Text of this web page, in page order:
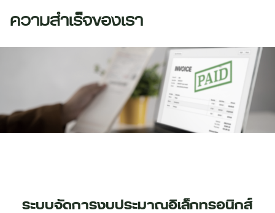
ความสำเร็จของเรา
ระบบจัดการงบประมาณอิเล็กทรอนิกส์